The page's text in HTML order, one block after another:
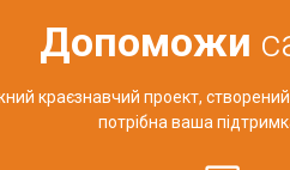
Допоможи
краєзнавчий проект,
потрібна ваша